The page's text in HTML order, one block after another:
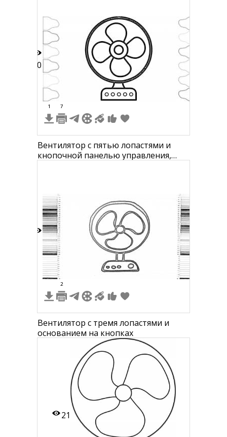
10
1 7
Вентилятор с пятью лопастями и
кнопочной панелью управления,
2
Вентилятор с тремя лопастями и
основанием на кнопках
21